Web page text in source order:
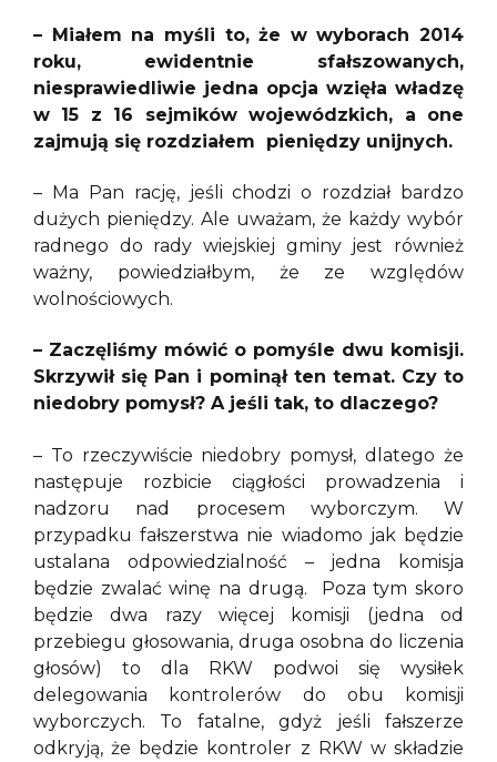
– Miałem na myśli to, że w wyborach 2014
roku, ewidentnie sfałszowanych,
niesprawiedliwie jedna opcja wzięła władzę
w 15 z 16 sejmików wojewódzkich, a one
zajmują się rozdziałem pieniędzy unijnych.
– Ma Pan rację, jeśli chodzi o rozdział bardzo
dużych pieniędzy. Ale uważam, że każdy wybór
radnego do rady wiejskiej gminy jest również
ważny, powiedziałbym, że ze względów
wolnościowych.
– Zaczęliśmy mówić o pomyśle dwu komisji.
Skrzywił się Pan i pominął ten temat. Czy to
niedobry pomysł? A jeśli tak, to dlaczego?
– To rzeczywiście niedobry pomysł, dlatego że
następuje rozbicie ciągłości prowadzenia i
nadzoru nad procesem wyborczym. W
przypadku fałszerstwa nie wiadomo jak będzie
ustalana odpowiedzialność – jedna komisja
będzie zwalać winę na drugą. Poza tym skoro
będzie dwa razy więcej komisji (jedna od
przebiegu głosowania, druga osobna do liczenia
głosów) to dla RKW podwoi się wysiłek
delegowania kontrolerów do obu komisji
wyborczych. To fatalne, gdyż jeśli fałszerze
odkryją, że będzie kontroler z RKW w składzie